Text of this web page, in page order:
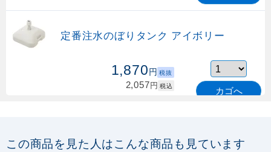
定番注水のぼりタンク アイボリー
1,870円 税抜
2,057円 税込 カゴへ
1.6～3m 伸縮式 緑 (30537GRN)
この商品を見た人はこんな商品も見ています